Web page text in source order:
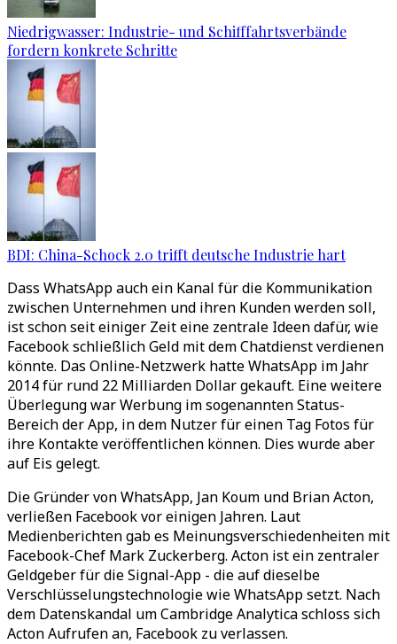
Niedrigwasser: Industrie- und Schifffahrtsverbände
fordern konkrete Schritte
BDI: China-Schock 2.0 trifft deutsche Industrie hart
Dass WhatsApp auch ein Kanal für die Kommunikation
zwischen Unternehmen und ihren Kunden werden soll,
ist schon seit einiger Zeit eine zentrale Ideen dafür, wie
Facebook schließlich Geld mit dem Chatdienst verdienen
könnte. Das Online-Netzwerk hatte WhatsApp im Jahr
2014 für rund 22 Milliarden Dollar gekauft. Eine weitere
Überlegung war Werbung im sogenannten Status-
Bereich der App, in dem Nutzer für einen Tag Fotos für
ihre Kontakte veröffentlichen können. Dies wurde aber
auf Eis gelegt.
Die Gründer von WhatsApp, Jan Koum und Brian Acton,
verließen Facebook vor einigen Jahren. Laut
Medienberichten gab es Meinungsverschiedenheiten mit
Facebook-Chef Mark Zuckerberg. Acton ist ein zentraler
Geldgeber für die Signal-App - die auf dieselbe
Verschlüsselungstechnologie wie WhatsApp setzt. Nach
dem Datenskandal um Cambridge Analytica schloss sich
Acton Aufrufen an, Facebook zu verlassen.